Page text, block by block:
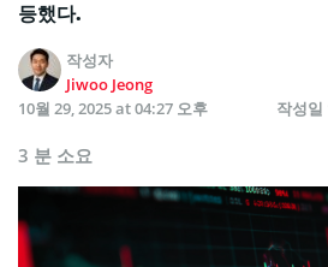
등했다.
작성자
Jiwoo Jeong
10월 29, 2025 at 04:27 오후
작성일
3 분 소요